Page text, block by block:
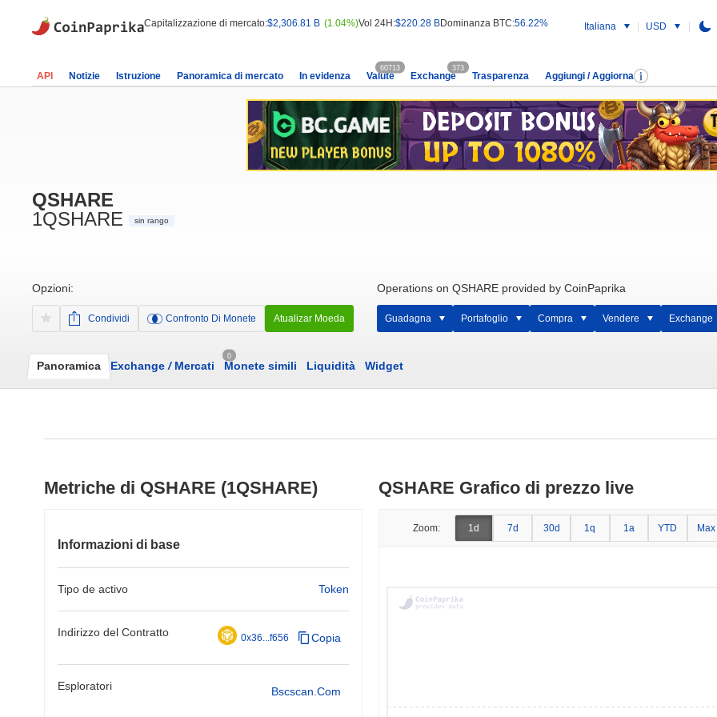
Capitalizzazione di mercato:$2,306.81 B (1.04%)Vol 24H:$220.28 BDominanza BTC:56.22% Italiana USD
API Notizie Istruzione Panoramica di mercato In evidenza Valute
60713
Exchange
373
Trasparenza Aggiungi / Aggiorna
QSHARE
1QSHARE
sin rango
Opzioni:
Condividi Confronto Di Monete Atualizar Moeda
Operations on QSHARE provided by CoinPaprika
Guadagna Portafoglio Compra Vendere Exchange
Panoramica Exchange /Mercati
0
Monete simili Liquidità Widget
Metriche di QSHARE (1QSHARE)
Informazioni di base
Tipo de activo Token
Indirizzo del Contratto 0x36...f656 Copia
Esploratori Bscscan.com
QSHARE Grafico di prezzo live
Zoom: 1d 7d 30d 1q 1a YTD Max